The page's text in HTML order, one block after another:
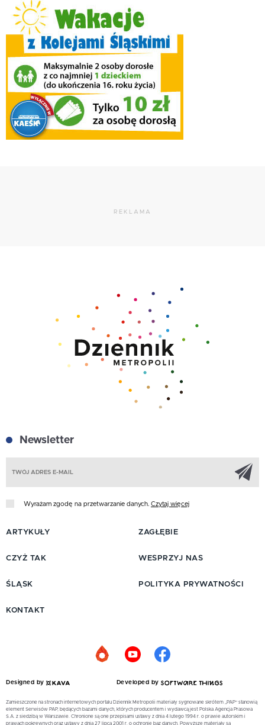
REKLAMA
Newsletter
Wyrażam zgodę na przetwarzanie danych. Czytaj więcej
ARTYKUŁY
CZYŻ TAK
ŚLĄSK
ZAGŁĘBIE
WESPRZYJ NAS
POLITYKA PRYWATNOŚCI
KONTAKT
Designed by Developed by
Zamieszczone na stronach internetowych portalu Dziennik Metropolii materiały sygnowane skrótem „PAP” stanowią
element Serwisów PAP, będących bazami danych, których producentem i wydawcą jest Polska Agencja Prasowa
S.A. z siedzibą w Warszawie. Chronione są one przepisami ustawy z dnia 4 lutego 1994 r. o prawie autorskim i
prawach pokrewnych oraz ustawy z dnia 27 lipca 2001 r. o ochronie baz danych. Powyższe materiały są